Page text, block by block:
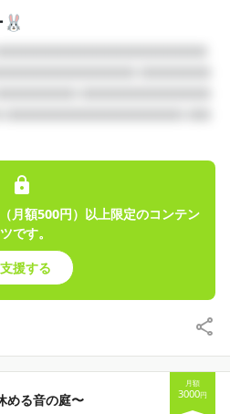
月額500円）以上限定のコンテン
ツです。
支援する
める音の庭〜
月額
3000円